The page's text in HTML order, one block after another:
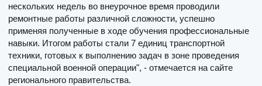
нескольких недель во внеурочное время проводили
ремонтные работы различной сложности, успешно
применяя полученные в ходе обучения профессиональные
навыки. Итогом работы стали 7 единиц транспортной
техники, готовых к выполнению задач в зоне проведения
специальной военной операции", - отмечается на сайте
регионального правительства.